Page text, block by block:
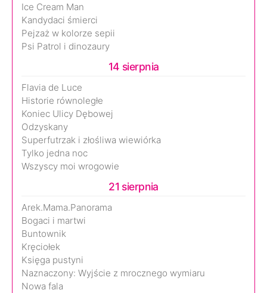
Ice Cream Man
Kandydaci śmierci
Pejzaż w kolorze sepii
Psi Patrol i dinozaury
14 sierpnia
Flavia de Luce
Historie równoległe
Koniec Ulicy Dębowej
Odzyskany
Superfutrzak i złośliwa wiewiórka
Tylko jedna noc
Wszyscy moi wrogowie
21 sierpnia
Arek.Mama.Panorama
Bogaci i martwi
Buntownik
Kręciołek
Księga pustyni
Naznaczony: Wyjście z mrocznego wymiaru
Nowa fala